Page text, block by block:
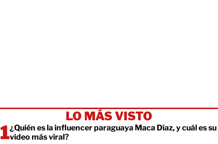
LO MÁS VISTO
¿Quién es la influencer paraguaya Maca Díaz, y cuál es su
video más viral?